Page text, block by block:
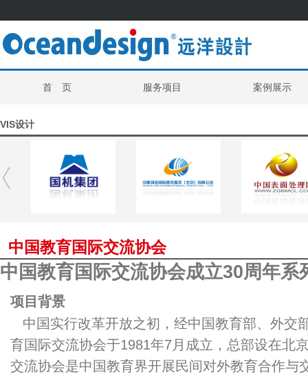
首 页 服务项目 案例展示
VIS设计
中国教育国际交流协会
中国教育国际交流协会成立30周年系
项目背景
中国实行改革开放之初，经中国教育部、外交
育国际交流协会于1981年7月成立，总部设在北
交流协会是中国教育界开展民间对外教育合作与